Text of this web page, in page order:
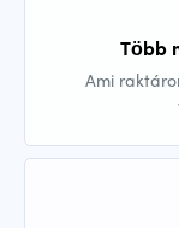
Több
Ami